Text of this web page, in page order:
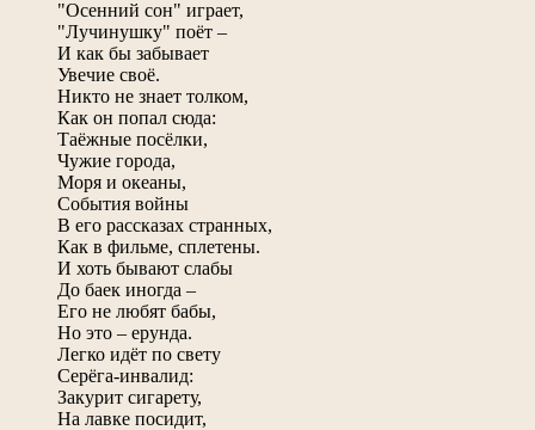
"Осенний сон" играет,
"Лучинушку" поёт –
И как бы забывает
Увечие своё.
Никто не знает толком,
Как он попал сюда:
Таёжные посёлки,
Чужие города,
Моря и океаны,
События войны
В его рассказах странных,
Как в фильме, сплетены.
И хоть бывают слабы
До баек иногда –
Его не любят бабы,
Но это – ерунда.
Легко идёт по свету
Серёга-инвалид:
Закурит сигарету,
На лавке посидит,